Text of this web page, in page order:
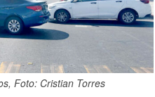
Foto: Cristian Torres